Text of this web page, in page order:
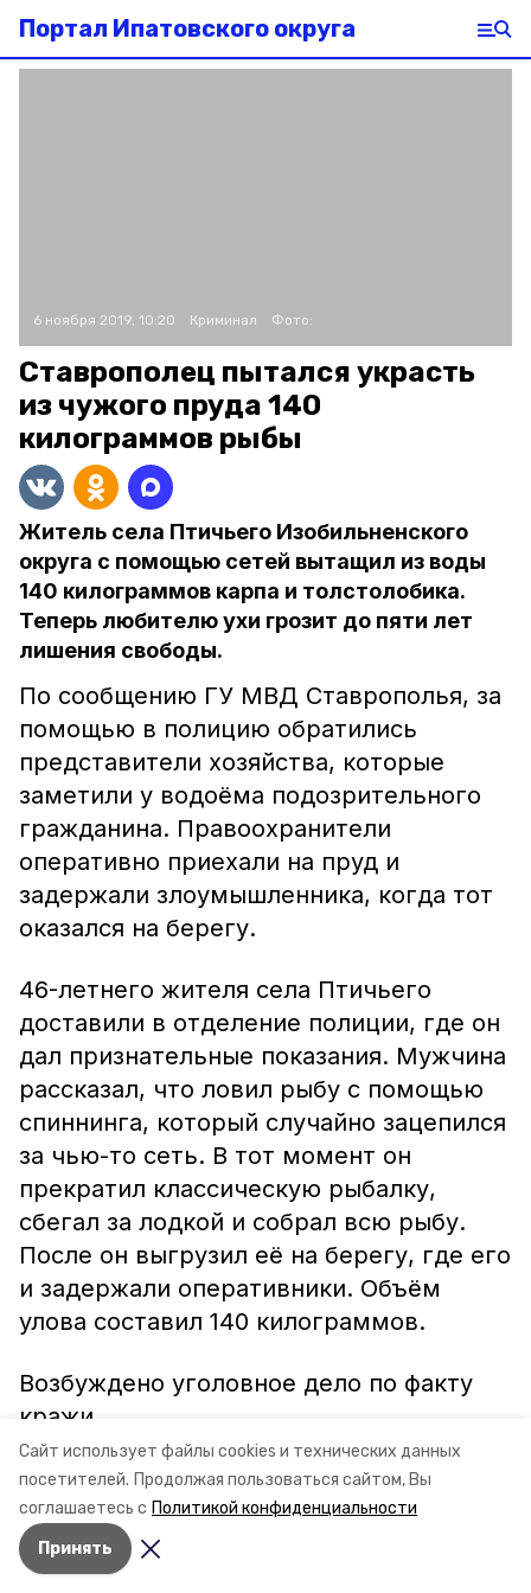
Сайт использует файлы cookies и технических данных
посетителей. Продолжая пользоваться сайтом, Вы
соглашаетесь с Политикой конфиденциальности
Принять
Портал Ипатовского округа
6 ноября 2019, 10:20 Криминал Фото:
Ставрополец пытался украсть
из чужого пруда 140
килограммов рыбы
Житель села Птичьего Изобильненского
округа с помощью сетей вытащил из воды
140 килограммов карпа и толстолобика.
Теперь любителю ухи грозит до пяти лет
лишения свободы.
По сообщению ГУ МВД Ставрополья, за
помощью в полицию обратились
представители хозяйства, которые
заметили у водоёма подозрительного
гражданина. Правоохранители
оперативно приехали на пруд и
задержали злоумышленника, когда тот
оказался на берегу.
46-летнего жителя села Птичьего
доставили в отделение полиции, где он
дал признательные показания. Мужчина
рассказал, что ловил рыбу с помощью
спиннинга, который случайно зацепился
за чью-то сеть. В тот момент он
прекратил классическую рыбалку,
сбегал за лодкой и собрал всю рыбу.
После он выгрузил её на берегу, где его
и задержали оперативники. Объём
улова составил 140 килограммов.
Возбуждено уголовное дело по факту
кражи.
Фото: pxhere.com
Авторы: Светлана Наздрачёва